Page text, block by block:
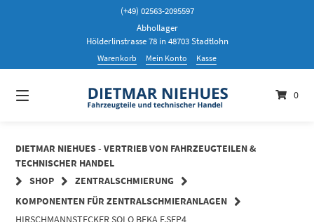
(+49) 02563-2095597
Abhollager
Hölderlinstrasse 78 in 48703 Stadtlohn
Warenkorb Mein Konto Kasse
0
DIETMAR NIEHUES - VERTRIEB VON FAHRZEUGTEILEN &
TECHNISCHER HANDEL
SHOP
ZENTRALSCHMIERUNG
KOMPONENTEN FÜR ZENTRALSCHMIERANLAGEN
HIRSCHMANNSTECKER SOLO BEKA F.SEP4